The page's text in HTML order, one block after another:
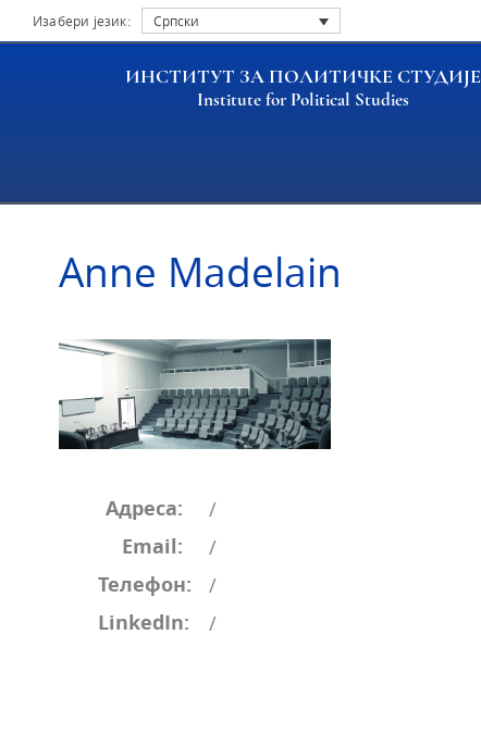
Изабери језик: Српски
ИНСТИТУТ ЗА ПОЛИТИЧКЕ СТУДИЈЕ
Institute for Political Studies
Anne Madelain
Адреса: /
Email: /
Телефон: /
LinkedIn: /